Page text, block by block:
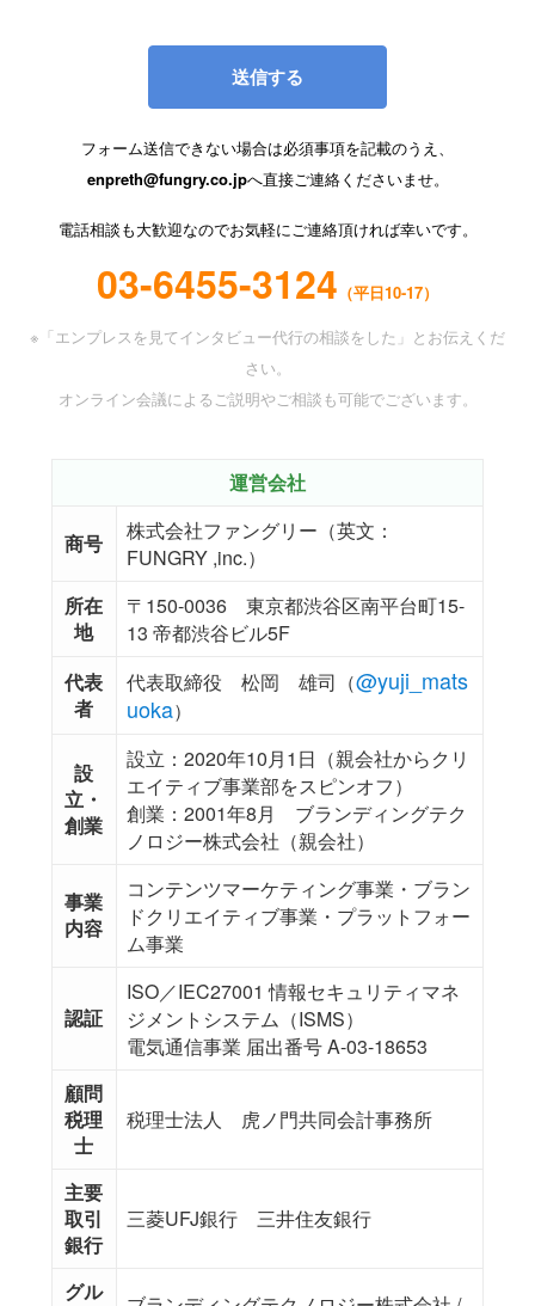
送信する
フォーム送信できない場合は必須事項を記載のうえ、
enpreth@fungry.co.jpへ直接ご連絡くださいませ。
電話相談も大歓迎なのでお気軽にご連絡頂ければ幸いです。
03-6455-3124 （平日10-17）
※「エンプレスを見てインタビュー代行の相談をした」とお伝えくだ
さい。
オンライン会議によるご説明やご相談も可能でございます。
運営会社
商号
株式会社ファングリー（英文：
FUNGRY ,inc.）
所在
地
〒150-0036 東京都渋谷区南平台町15-
13 帝都渋谷ビル5F
代表
者
代表取締役 松岡 雄司（@yuji_mats
uoka）
設
立・
創業
設立：2020年10月1日（親会社からクリ
エイティブ事業部をスピンオフ）
創業：2001年8月 ブランディングテク
ノロジー株式会社（親会社）
事業
内容
コンテンツマーケティング事業・ブラン
ドクリエイティブ事業・プラットフォー
ム事業
認証
ISO／IEC27001 情報セキュリティマネ
ジメントシステム（ISMS）
電気通信事業 届出番号 A-03-18653
顧問
税理
士
税理士法人 虎ノ門共同会計事務所
主要
取引
銀行
三菱UFJ銀行 三井住友銀行
グル